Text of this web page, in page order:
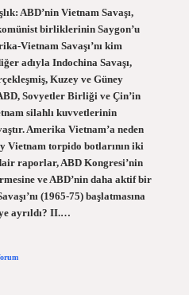
ABD’nin Vietnam Savaşı,
birliklerinin Saygon’u
Vietnam Savaşı’nı kim
adıyla Indochina Savaşı,
Kuzey ve Güney
Sovyetler Birliği ve Çin’in
silahlı kuvvetlerinin
Amerika Vietnam’a neden
Vietnam torpido botlarının iki
raporlar, ABD Kongresi’nin
ve ABD’nin daha aktif bir
(1965-75) başlatmasına
ayrıldı? II.…